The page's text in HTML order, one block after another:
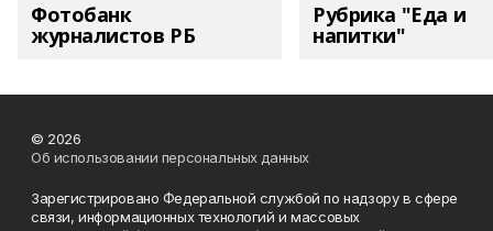
Фотобанк
журналистов РБ
Рубрика "Еда и
напитки"
© 2026
Об использовании персональных данных
Зарегистрировано Федеральной службой по надзору в сфере
связи, информационных технологий и массовых